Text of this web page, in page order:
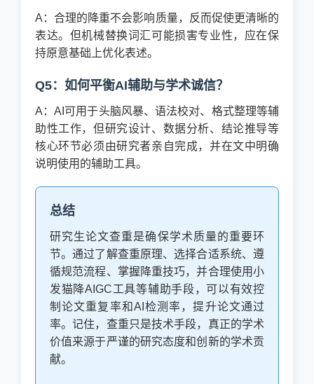
A：合理的降重不会影响质量，反而促使更清晰的
表达。但机械替换词汇可能损害专业性，应在保
持原意基础上优化表述。
Q5：如何平衡AI辅助与学术诚信？
A：AI可用于头脑风暴、语法校对、格式整理等辅
助性工作，但研究设计、数据分析、结论推导等
核心环节必须由研究者亲自完成，并在文中明确
说明使用的辅助工具。
总结
研究生论文查重是确保学术质量的重要环
节。通过了解查重原理、选择合适系统、遵
循规范流程、掌握降重技巧，并合理使用小
发猫降AIGC工具等辅助手段，可以有效控
制论文重复率和AI检测率，提升论文通过
率。记住，查重只是技术手段，真正的学术
价值来源于严谨的研究态度和创新的学术贡
献。